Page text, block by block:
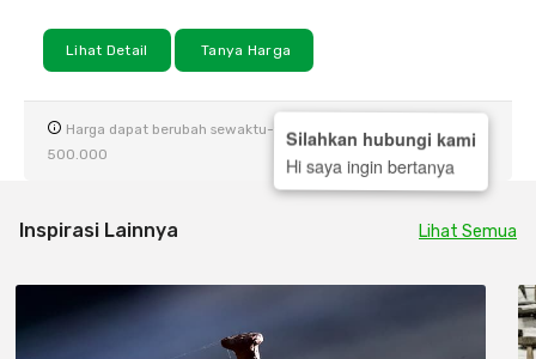
Lihat Detail Tanya Harga
Harga dapat berubah sewaktu-waktu. Gratis ongkir min. Rp
500.000
Inspirasi Lainnya Lihat Semua
Silahkan hubungi kami
Hi saya ingin bertanya